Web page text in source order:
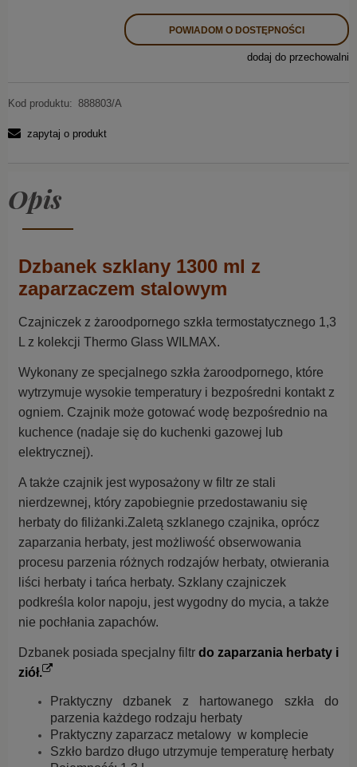
POWIADOM O DOSTĘPNOŚCI
dodaj do przechowalni
Kod produktu: 888803/A
zapytaj o produkt
Opis
Dzbanek szklany 1300 ml z
zaparzaczem stalowym
Czajniczek z żaroodpornego szkła termostatycznego 1,3
L z kolekcji Thermo Glass WILMAX.
Wykonany ze specjalnego szkła żaroodpornego, które
wytrzymuje wysokie temperatury i bezpośredni kontakt z
ogniem. Czajnik może gotować wodę bezpośrednio na
kuchence (nadaje się do kuchenki gazowej lub
elektrycznej).
A także czajnik jest wyposażony w filtr ze stali
nierdzewnej, który zapobiegnie przedostawaniu się
herbaty do filiżanki.Zaletą szklanego czajnika, oprócz
zaparzania herbaty, jest możliwość obserwowania
procesu parzenia różnych rodzajów herbaty, otwierania
liści herbaty i tańca herbaty. Szklany czajniczek
podkreśla kolor napoju, jest wygodny do mycia, a także
nie pochłania zapachów.
Dzbanek posiada specjalny filtr do zaparzania herbaty i
ziół.
Praktyczny dzbanek z hartowanego szkła do
parzenia każdego rodzaju herbaty
Praktyczny zaparzacz metalowy w komplecie
Szkło bardzo długo utrzymuje temperaturę herbaty